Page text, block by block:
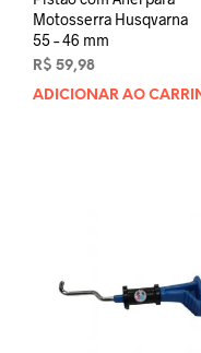
Motosserra Husqvarna
55 – 46 mm
R$ 59,98
ADICIONAR AO